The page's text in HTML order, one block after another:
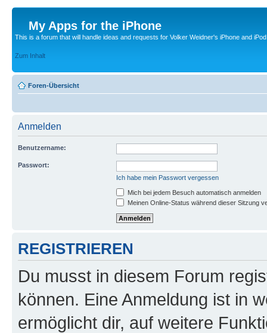
My Apps for the iPhone
This is a forum that will handle ideas and requests for Volker Weidner's iPhone and
Zum Inhalt
Foren-Übersicht
Anmelden
Benutzername:
Passwort:
Ich habe mein Passwort vergessen
Mich bei jedem Besuch automatisch anmelden
Meinen Online-Status während dieser Sitzung
REGISTRIEREN
Du musst in diesem Forum
können. Eine Anmeldung ist in
ermöglicht dir, auf weitere